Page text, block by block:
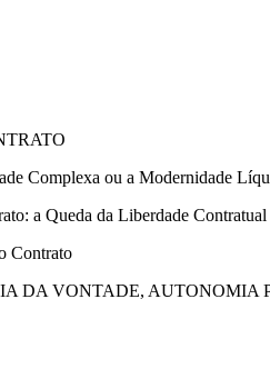
Complexa ou a Modernidade
a Queda da Liberdade Contratual
Contrato
DA VONTADE, AUTONOMIA